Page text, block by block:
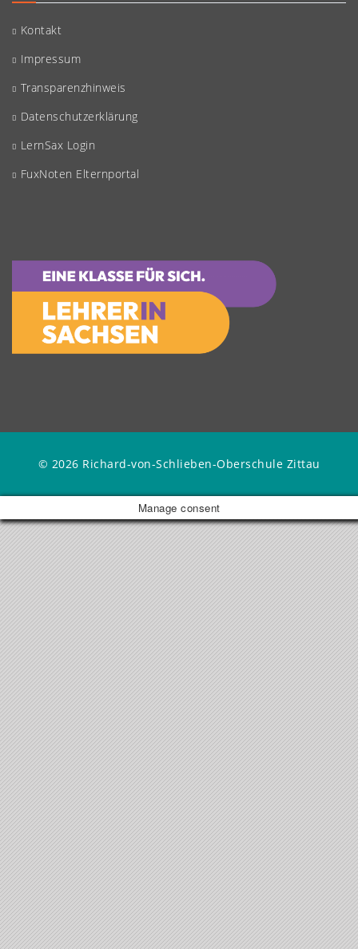
Kontakt
Impressum
Transparenzhinweis
Datenschutzerklärung
LernSax Login
FuxNoten Elternportal
© 2026 Richard-von-Schlieben-Oberschule Zittau
Manage consent